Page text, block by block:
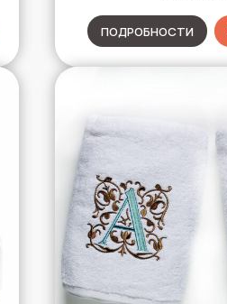
ПОДРОБНОСТИ